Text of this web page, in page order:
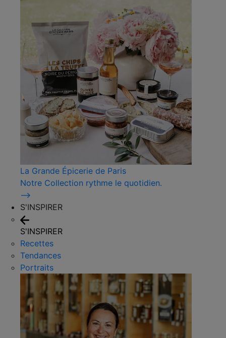
La Grande Épicerie de Paris
Notre Collection rythme le quotidien.
⟶
S'INSPIRER
S'INSPIRER
Recettes
Tendances
Portraits